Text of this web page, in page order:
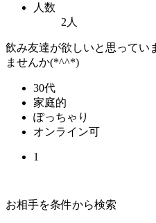
人数
2人
飲み友達が欲しいと思ってい
ませんか(*^^*)
30代
家庭的
ぽっちゃり
オンライン可
1
お相手を条件から検索